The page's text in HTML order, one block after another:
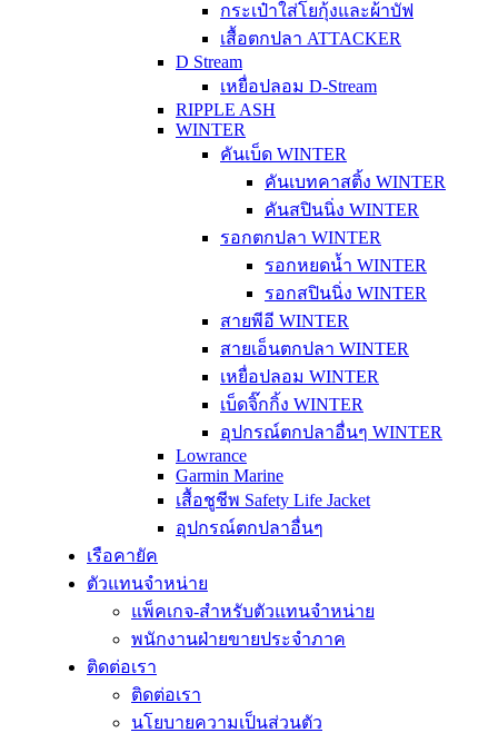
กระเป๋าใส่โยกุ้งและผ้าบัฟ
เสื้อตกปลา ATTACKER
D Stream
เหยื่อปลอม D-Stream
RIPPLE ASH
WINTER
คันเบ็ด WINTER
คันเบทคาสติ้ง WINTER
คันสปินนิ่ง WINTER
รอกตกปลา WINTER
รอกหยดน้ำ WINTER
รอกสปินนิ่ง WINTER
สายพีอี WINTER
สายเอ็นตกปลา WINTER
เหยื่อปลอม WINTER
เบ็ดจิ๊กกิ้ง WINTER
อุปกรณ์ตกปลาอื่นๆ WINTER
Lowrance
Garmin Marine
เสื้อชูชีพ Safety Life Jacket
อุปกรณ์ตกปลาอื่นๆ
เรือคายัค
ตัวแทนจำหน่าย
แพ็คเกจ-สำหรับตัวแทนจำหน่าย
พนักงานฝ่ายขายประจำภาค
ติดต่อเรา
ติดต่อเรา
นโยบายความเป็นส่วนตัว